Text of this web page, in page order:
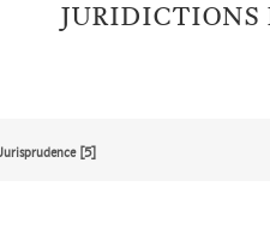
JURIDICTIONS
[5]